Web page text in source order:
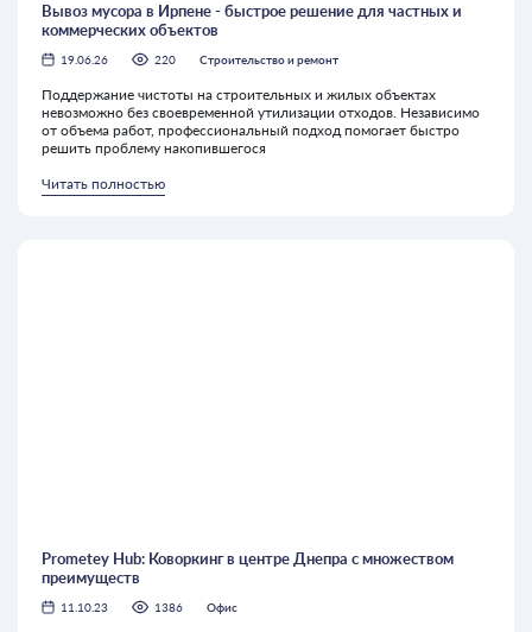
Вывоз мусора в Ирпене - быстрое решение для частных и
коммерческих объектов
19.06.26 220 Строительство и ремонт
Поддержание чистоты на строительных и жилых объектах
невозможно без своевременной утилизации отходов. Независимо
от объема работ, профессиональный подход помогает быстро
решить проблему накопившегося
Читать полностью
Prometey Hub: Коворкинг в центре Днепра с множеством
преимуществ
11.10.23 1386 Офис